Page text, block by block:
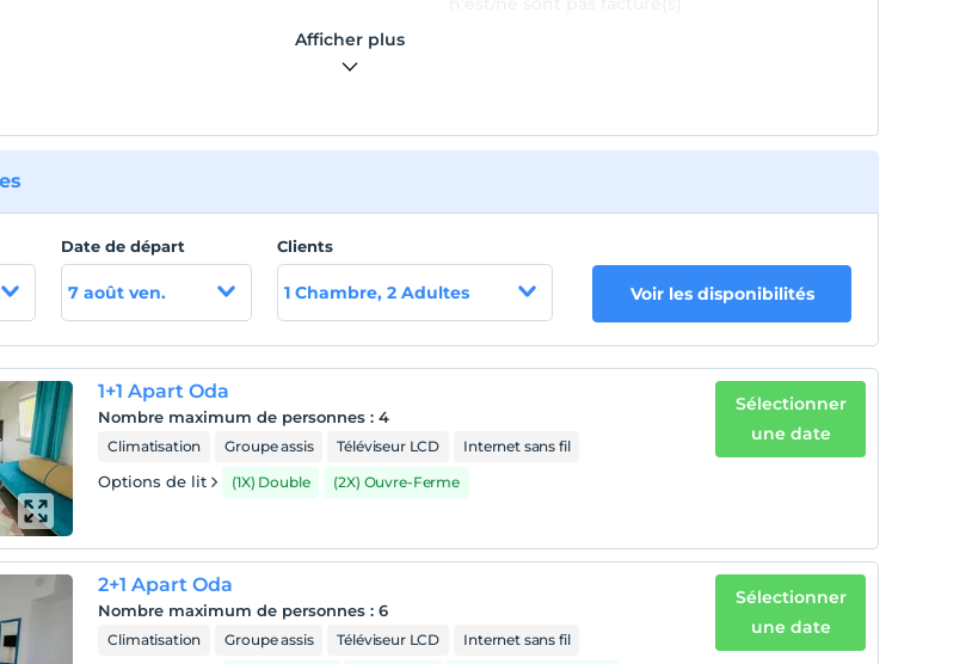
Afficher plus
Date de départ
7 août ven.
Clients
1 Chambre, 2 Adultes Voir les disponibilités
1+1 Apart Oda
Nombre maximum de personnes :4
Climatisation Groupe assis Téléviseur LCD Internet sans fil
Options de lit (1X) Double (2X) Ouvre-Ferme
Sélectionner
une date
2+1 Apart Oda
Nombre maximum de personnes :6
Climatisation Groupe assis Téléviseur LCD Internet sans fil
Sélectionner
une date